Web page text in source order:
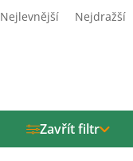
Nejlevnější Nejdražší
Zavřít filtr